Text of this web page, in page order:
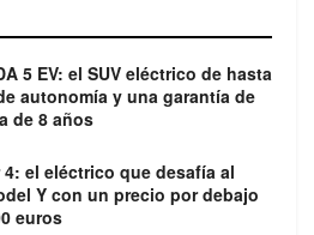
5 EV: el SUV eléctrico de hasta
autonomía y una garantía de
de 8 años
4: el eléctrico que desafía al
Y con un precio por debajo
euros